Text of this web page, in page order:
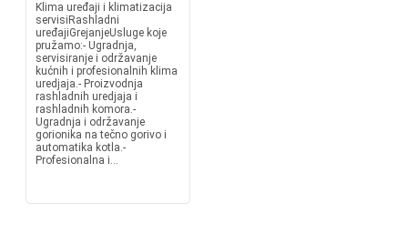
Klima uređaji i klimatizacija
servisiRashladni
uređajiGrejanjeUsluge koje
pružamo:- Ugradnja,
servisiranje i održavanje
kućnih i profesionalnih klima
uredjaja.- Proizvodnja
rashladnih uredjaja i
rashladnih komora.-
Ugradnja i održavanje
gorionika na tečno gorivo i
automatika kotla.-
Profesionalna i...